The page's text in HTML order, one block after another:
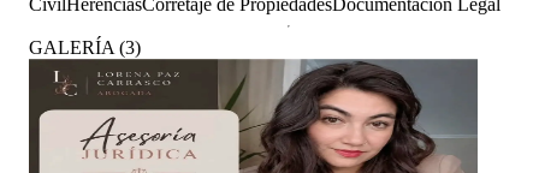
GALERÍA (3)